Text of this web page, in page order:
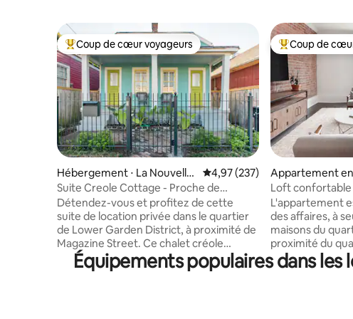
Coups de cœur voyageurs les plus appréciés
Coup de cœur voyageurs
Hébergement ⋅ La Nouvelle-
Orléans
Évaluation moyenne sur la
4,97 (237)
Suite Creole Cottage - Proche de
Magazine Street
Détendez-vous et profitez de cette
suite de location privée dans le quartier
de Lower Garden District, à proximité de
Magazine Street. Ce chalet créole
classique entièrement rénové dispose
de hauts plafonds de 14 pieds, d'un
Coups de cœur
Coup de
Appartement
⋅ La Nouvelle-
Loft confortable
maisons du
L'appartement
des affaires, à
maisons du
proximité du
L'unité en
offre tout ce
Équipements populaires dans